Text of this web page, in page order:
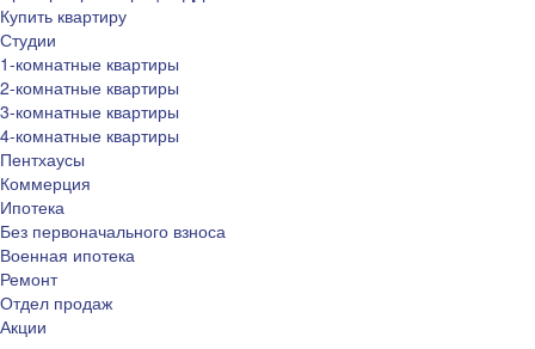
Купить квартиру
Студии
1-комнатные квартиры
2-комнатные квартиры
3-комнатные квартиры
4-комнатные квартиры
Пентхаусы
Коммерция
Ипотека
Без первоначального взноса
Военная ипотека
Ремонт
Отдел продаж
Акции